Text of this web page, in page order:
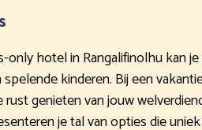
only hotel in Rangalifinolhu kan je
kinderen. Bij een
genieten van jouw
je tal van opties die